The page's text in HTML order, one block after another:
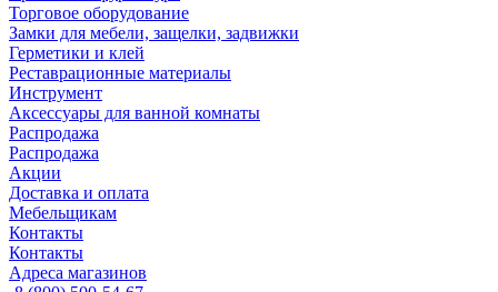
Торговое оборудование
Замки для мебели, защелки, задвижки
Герметики и клей
Реставрационные материалы
Инструмент
Аксессуары для ванной комнаты
Распродажа
Распродажа
Акции
Доставка и оплата
Мебельщикам
Контакты
Контакты
Адреса магазинов